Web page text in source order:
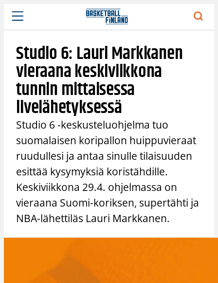
Siirry
sisältöön
Studio 6: Lauri Markkanen
vieraana keskiviikkona
tunnin mittaisessa
livelähetyksessä
Studio 6 -keskusteluohjelma tuo
suomalaisen koripallon huippuvieraat
ruudullesi ja antaa sinulle tilaisuuden
esittää kysymyksiä koristähdille.
Keskiviikkona 29.4. ohjelmassa on
vieraana Suomi-koriksen, supertähti ja
NBA-lähettiläs Lauri Markkanen.